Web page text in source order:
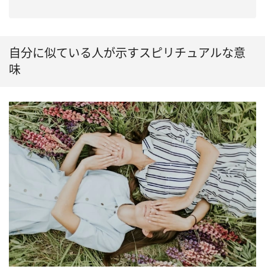
自分に似ている人が示すスピリチュアルな意
味